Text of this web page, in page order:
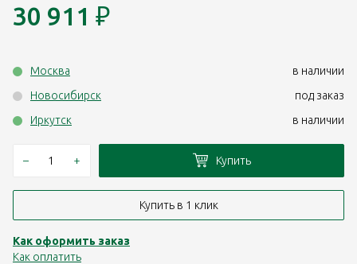
30 911 ₽
Москва
в наличии
Новосибирск
под заказ
Иркутск
в наличии
– + Купить
Купить в 1 клик
Как оформить заказ
Как оплатить